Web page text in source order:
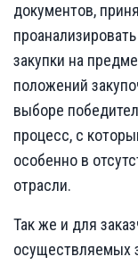
документов,
закупки на
положений
выборе
процесс, с
особенно в
отрасли.
Так же и для
осуществляемых